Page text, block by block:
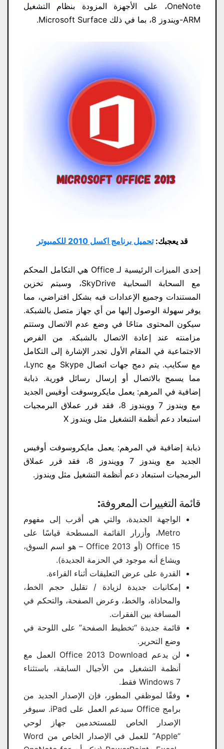
OneNote، على الأجهزة المزودة بنظام التشغيل
ARM-ويندوز 8، بما في ذلك Microsoft Surface.
قد يعجبك:تحميل برنامج اكسل 2010 للكمبيوتر
إحدى الميزات الرئيسية لـ Office هي التكامل المحكم
مع السحابة السحابية SkyDrive، وسيتم تخزين
المستندات وجميع الإعدادات فيه بشكل افتراضي، مما
يوفر سهولة الوصول إليها من أي جهاز متصل بالشبكة.
سيكون المحتوى متاحًا في وضع عدم الاتصال وستتم
مزامنته عند إعادة الاتصال بالشبكة. من الفرص
الاجتماعية في المقام الأول تجدر الإشارة إلى التكامل
مع سكايب. يتم دمج جهات اتصال Skype مع Lync،
مما يسمح بالاتصال أو إرسال رسائل فورية. ذبابة
إضافية في المرهم: يعمل مايكروسوفت أوفيس الجديد
مع ويندوز 7 وويندوز 8، فقد قرر عملاق البرمجيات
استبعاد دعم أنظمة التشغيل مثل ويندوز X
ذبابة إضافية في المرهم: يعمل مايكروسوفت أوفيس
الجديد مع ويندوز 7 وويندوز 8، فقد قرر عملاق
البرمجيات استبعاد دعم أنظمة التشغيل مثل ويندوز.
قائمة التغييرات المعروفة:
الواجهة الجديدة، والتي هي أقرب إلى مفهوم
Metro، وأزرار القائمة المسطحة قياسًا على
Office 15 (أو Office 2013 – هو اسم السوق،
ويشاع أنه موجود في الحزمة الجديدة).
القدرة على عرض التعليقات أثناء القراءة.
إمكانيات جديدة لزيادة / تقليل حجم الخط،
والمحاذاة، والخط، وعرض الصفحة، والتحكم في
المسافة بين الفقرات.
قائمة جديدة “تخطيط الصفحة” على اللوحة في
وضع التحرير.
لن يدعم Office 2013 Download​ العمل مع
أنظمة التشغيل من الأجيال السابقة، باستثناء
Windows 7 فقط.
وفقًا لموظفي المطور، فإن الإصدار الجديد من
برامج Office سيدعم العمل على iPad. سيوفر
الإصدار الخاص للمستخدمين جهاز لوحي
“Apple” للعمل في الإصدار الخاص من Word